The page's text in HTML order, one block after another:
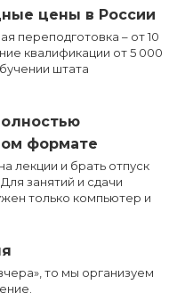
цены в России
переподготовка – от 10
квалификации от 5 000
штата
формате
лекции и брать отпуск
занятий и сдачи
только компьютер и
то мы организуем